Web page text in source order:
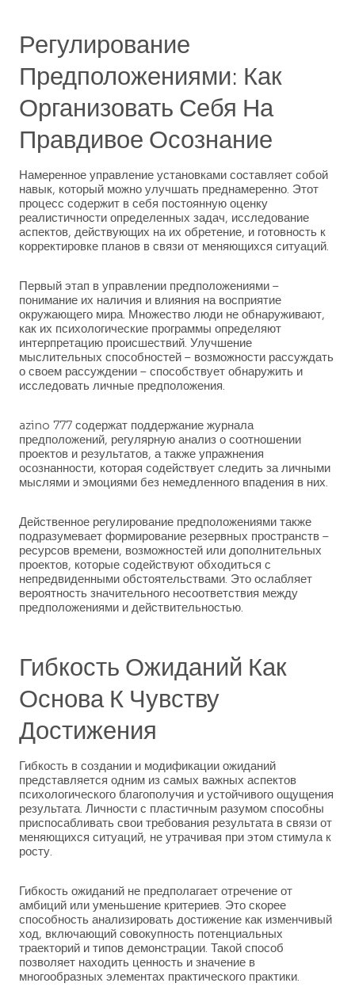
Регулирование
Предположениями: Как
Организовать Себя На
Правдивое Осознание
Намеренное управление установками составляет собой
навык, который можно улучшать преднамеренно. Этот
процесс содержит в себя постоянную оценку
реалистичности определенных задач, исследование
аспектов, действующих на их обретение, и готовность к
корректировке планов в связи от меняющихся ситуаций.
Первый этап в управлении предположениями –
понимание их наличия и влияния на восприятие
окружающего мира. Множество люди не обнаруживают,
как их психологические программы определяют
интерпретацию происшествий. Улучшение
мыслительных способностей – возможности рассуждать
о своем рассуждении – способствует обнаружить и
исследовать личные предположения.
azino 777 содержат поддержание журнала
предположений, регулярную анализ о соотношении
проектов и результатов, а также упражнения
осознанности, которая содействует следить за личными
мыслями и эмоциями без немедленного впадения в них.
Действенное регулирование предположениями также
подразумевает формирование резервных пространств –
ресурсов времени, возможностей или дополнительных
проектов, которые содействуют обходиться с
непредвиденными обстоятельствами. Это ослабляет
вероятность значительного несоответствия между
предположениями и действительностью.
Гибкость Ожиданий Как
Основа К Чувству
Достижения
Гибкость в создании и модификации ожиданий
представляется одним из самых важных аспектов
психологического благополучия и устойчивого ощущения
результата. Личности с пластичным разумом способны
приспосабливать свои требования результата в связи от
меняющихся ситуаций, не утрачивая при этом стимула к
росту.
Гибкость ожиданий не предполагает отречение от
амбиций или уменьшение критериев. Это скорее
способность анализировать достижение как изменчивый
ход, включающий совокупность потенциальных
траекторий и типов демонстрации. Такой способ
позволяет находить ценность и значение в
многообразных элементах практического практики.